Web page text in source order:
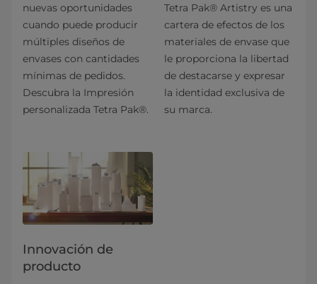
nuevas oportunidades
cuando puede producir
múltiples diseños de
envases con cantidades
mínimas de pedidos.
Descubra la Impresión
personalizada Tetra Pak®.
Tetra Pak® Artistry es una
cartera de efectos de los
materiales de envase que
le proporciona la libertad
de destacarse y expresar
la identidad exclusiva de
su marca.
Innovación de
producto